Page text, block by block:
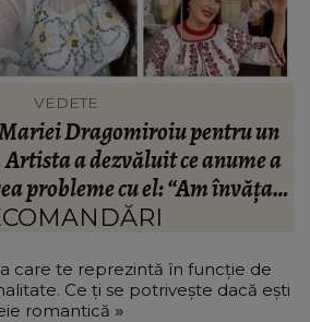
FASHION
în vara 2026. Cum să te
de orașul pe care îl vizitezi
care te reprezintă în funcție de
Ce ți se potrivește dacă ești
romantică